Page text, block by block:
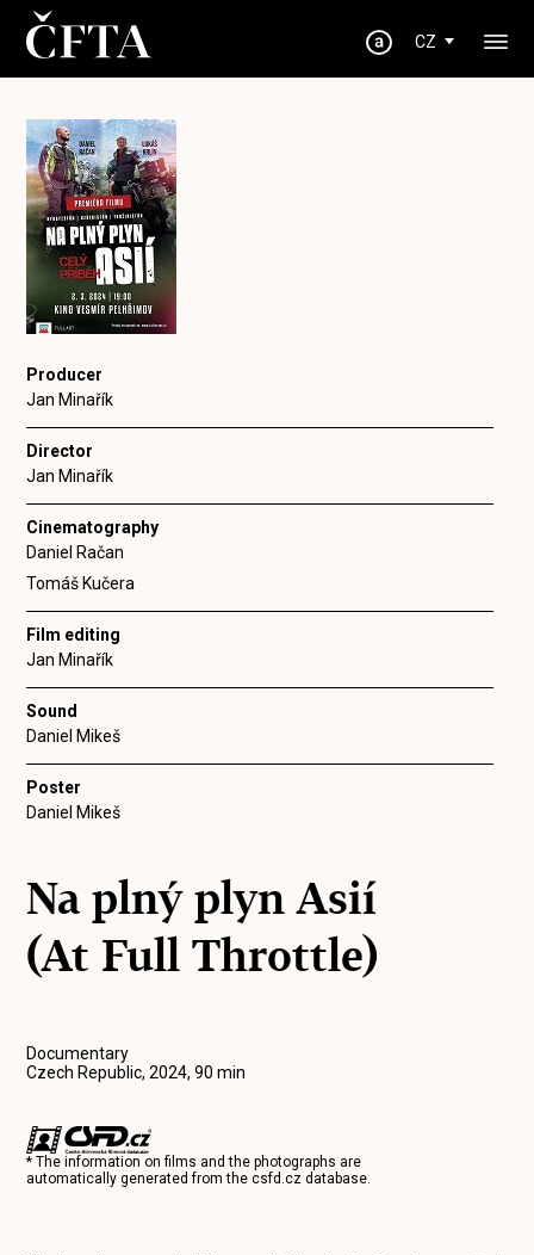
CZ
Producer
Jan Minařík
Director
Jan Minařík
Cinematography
Daniel Račan
Tomáš Kučera
Film editing
Jan Minařík
Sound
Daniel Mikeš
Poster
Daniel Mikeš
Na plný plyn Asií
(At Full Throttle)
Documentary
Czech Republic, 2024, 90 min
* The information on films and the photographs are
automatically generated from thecsfd.cz database.